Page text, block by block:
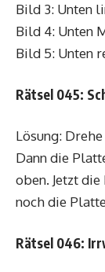
Bild 3: Unten
Bild 4: Unten
Bild 5: Unten
Rätsel 045:
Lösung:
Dann die
oben. Jetzt
noch die
Rätsel 046: